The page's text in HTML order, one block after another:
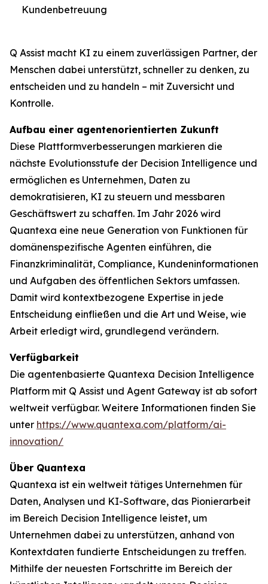
Kundenbetreuung
Q Assist macht KI zu einem zuverlässigen Partner, der
Menschen dabei unterstützt, schneller zu denken, zu
entscheiden und zu handeln – mit Zuversicht und
Kontrolle.
Aufbau einer agentenorientierten Zukunft
Diese Plattformverbesserungen markieren die
nächste Evolutionsstufe der Decision Intelligence und
ermöglichen es Unternehmen, Daten zu
demokratisieren, KI zu steuern und messbaren
Geschäftswert zu schaffen. Im Jahr 2026 wird
Quantexa eine neue Generation von Funktionen für
domänenspezifische Agenten einführen, die
Finanzkriminalität, Compliance, Kundeninformationen
und Aufgaben des öffentlichen Sektors umfassen.
Damit wird kontextbezogene Expertise in jede
Entscheidung einfließen und die Art und Weise, wie
Arbeit erledigt wird, grundlegend verändern.
Verfügbarkeit
Die agentenbasierte Quantexa Decision Intelligence
Platform mit Q Assist und Agent Gateway ist ab sofort
weltweit verfügbar. Weitere Informationen finden Sie
unter https://www.quantexa.com/platform/ai-
innovation/
Über Quantexa
Quantexa ist ein weltweit tätiges Unternehmen für
Daten, Analysen und KI-Software, das Pionierarbeit
im Bereich Decision Intelligence leistet, um
Unternehmen dabei zu unterstützen, anhand von
Kontextdaten fundierte Entscheidungen zu treffen.
Mithilfe der neuesten Fortschritte im Bereich der